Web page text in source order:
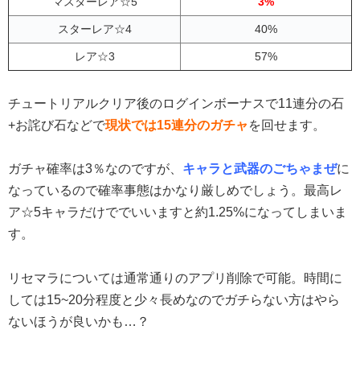
スターレア☆4 40%
レア☆3 57%
チュートリアルクリア後のログインボーナスで11連分の石
+お詫び石などで現状では15連分のガチャ を回せます。
ガチャ確率は3％なのですが、 キャラと武器のごちゃまぜに
なっているので確率事態はかなり厳しめでしょう。最高レ
ア☆5キャラだけででいいますと約1.25%になってしまいま
す。
リセマラについては通常通りのアプリ削除で可能。時間に
しては15~20分程度と少々長めなのでガチらない方はやら
ないほうが良いかも…？